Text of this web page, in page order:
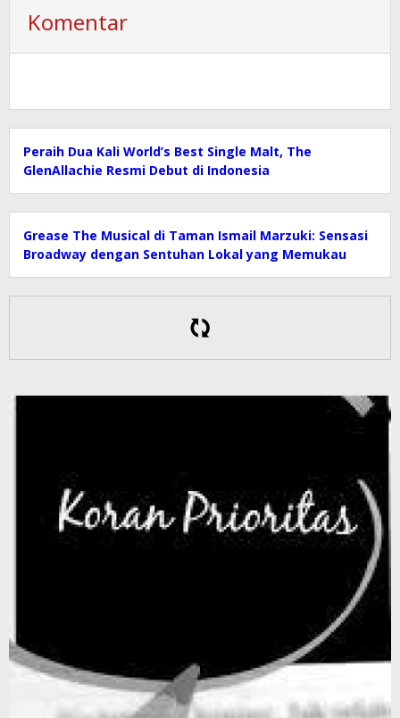
Komentar
Peraih Dua Kali World’s Best Single Malt, The
GlenAllachie Resmi Debut di Indonesia
Grease The Musical di Taman Ismail Marzuki: Sensasi
Broadway dengan Sentuhan Lokal yang Memukau